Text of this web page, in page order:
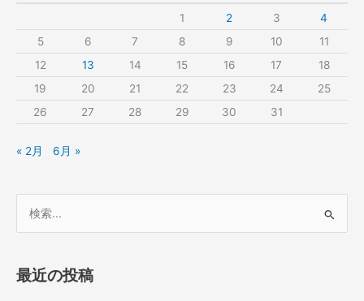
1 2 3
4
5
6 7 8 9 10
11
12
13 14 15 16 17
18
19
20 21 22 23 24
25
26
27 28 29 30 31
« 2月 6月 »
象
最近の投稿